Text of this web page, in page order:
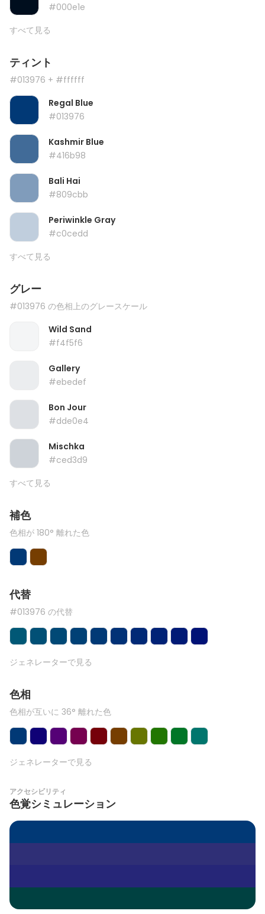
#000e1e
すべて見る
ティント
#013976 + #ffffff
Regal Blue
#013976
Kashmir Blue
#416b98
Bali Hai
#809cbb
Periwinkle Gray
#c0cedd
すべて見る
グレー
#013976 の色相上のグレースケール
Wild Sand
#f4f5f6
Gallery
#ebedef
Bon Jour
#dde0e4
Mischka
#ced3d9
すべて見る
補色
色相が 180° 離れた色
代替
#013976 の代替
ジェネレーターで見る
色相
色相が互いに 36° 離れた色
ジェネレーターで見る
アクセシビリティ
色覚シミュレーション